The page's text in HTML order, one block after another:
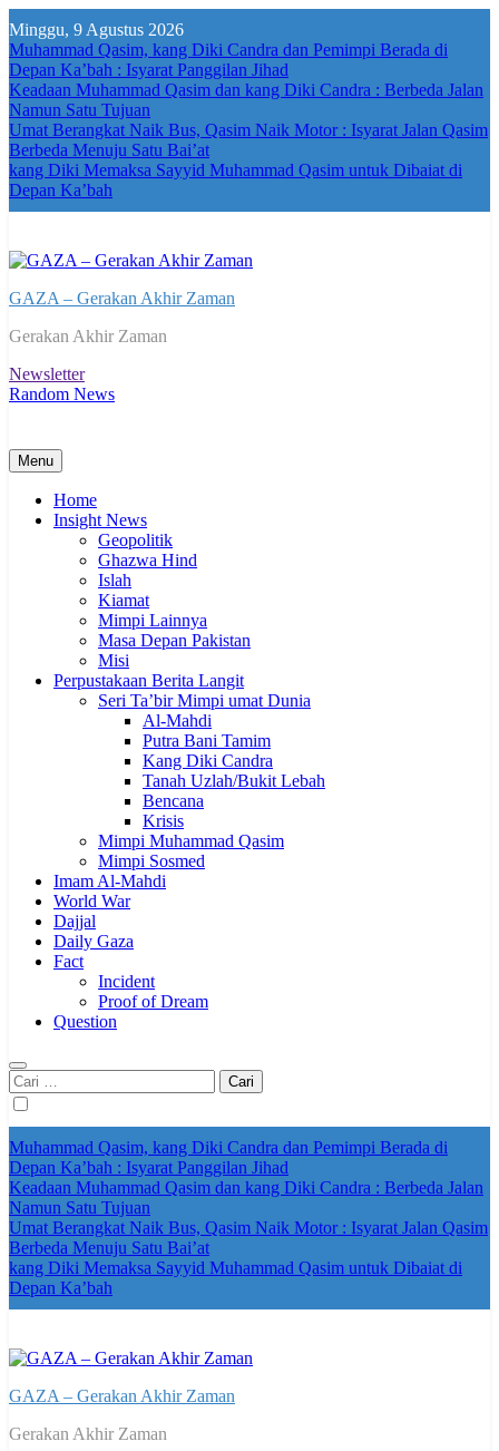
to
content
Minggu, 9 Agustus 2026
Muhammad Qasim, kang Diki Candra dan Pemimpi Berada di
Depan Ka’bah : Isyarat Panggilan Jihad
Keadaan Muhammad Qasim dan kang Diki Candra : Berbeda Jalan
Namun Satu Tujuan
Umat Berangkat Naik Bus, Qasim Naik Motor : Isyarat Jalan Qasim
Berbeda Menuju Satu Bai’at
kang Diki Memaksa Sayyid Muhammad Qasim untuk Dibaiat di
Depan Ka’bah
GAZA – Gerakan Akhir Zaman
Gerakan Akhir Zaman
Newsletter
Random News
Menu
Home
Insight News
Geopolitik
Ghazwa Hind
Islah
Kiamat
Mimpi Lainnya
Masa Depan Pakistan
Misi
Perpustakaan Berita Langit
Seri Ta’bir Mimpi umat Dunia
Al-Mahdi
Putra Bani Tamim
Kang Diki Candra
Tanah Uzlah/Bukit Lebah
Bencana
Krisis
Mimpi Muhammad Qasim
Mimpi Sosmed
Imam Al-Mahdi
World War
Dajjal
Daily Gaza
Fact
Incident
Proof of Dream
Question
Cari
untuk:
Muhammad Qasim, kang Diki Candra dan Pemimpi Berada di
Depan Ka’bah : Isyarat Panggilan Jihad
Keadaan Muhammad Qasim dan kang Diki Candra : Berbeda Jalan
Namun Satu Tujuan
Umat Berangkat Naik Bus, Qasim Naik Motor : Isyarat Jalan Qasim
Berbeda Menuju Satu Bai’at
kang Diki Memaksa Sayyid Muhammad Qasim untuk Dibaiat di
Depan Ka’bah
GAZA – Gerakan Akhir Zaman
Gerakan Akhir Zaman